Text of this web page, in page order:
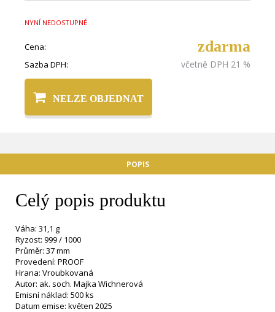
NYNÍ NEDOSTUPNÉ
Cena: zdarma
Sazba DPH: včetně DPH 21 %
NELZE OBJEDNAT
POPIS
Celý popis produktu
Váha: 31,1 g
Ryzost: 999 / 1000
Průměr: 37 mm
Provedení: PROOF
Hrana: Vroubkovaná
Autor: ak. soch. Majka Wichnerová
Emisní náklad: 500 ks
Datum emise: květen 2025